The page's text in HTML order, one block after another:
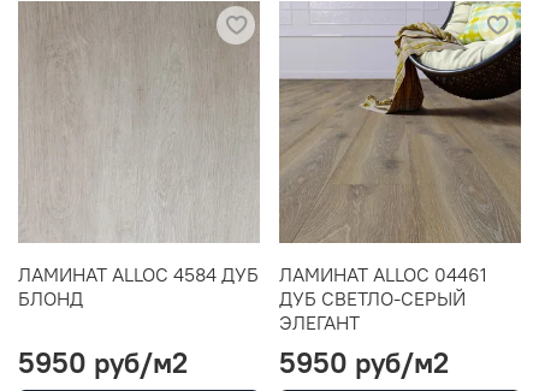
ЛАМИНАТ ALLOC 4584 ДУБ
БЛОНД
5950 руб/м2
ЛАМИНАТ ALLOC 04461
ДУБ СВЕТЛО-СЕРЫЙ
ЭЛЕГАНТ
5950 руб/м2